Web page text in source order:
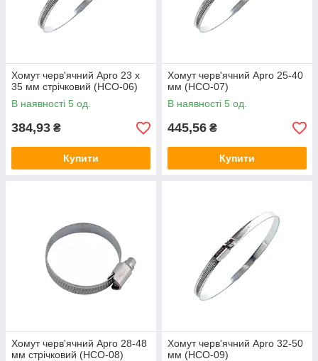
Хомут черв'ячний Apro 23 x
35 мм стрічковий (HCО-06)
В наявності 5 од.
384,93 ₴
Купити
Хомут черв'ячний Apro 25-40
мм (HCО-07)
В наявності 5 од.
445,56 ₴
Купити
Хомут черв'ячний Apro 28-48
мм стрічковий (HCО-08)
Хомут черв'ячний Apro 32-50
мм (HCО-09)